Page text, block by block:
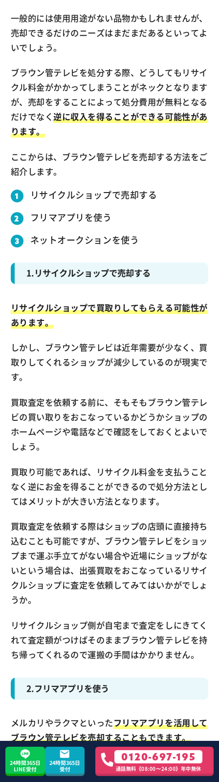
一般的には使用用途がない品物かもしれませんが、
売却できるだけのニーズはまだまだあるといってよ
いでしょう。
ブラウン管テレビを処分する際、どうしてもリサイ
クル料金がかかってしまうことがネックとなります
が、売却をすることによって処分費用が無料となる
だけでなく逆に収入を得ることができる可能性があ
ります。
ここからは、ブラウン管テレビを売却する方法をご
紹介します。
リサイクルショップで売却する
フリマアプリを使う
ネットオークションを使う
1.リサイクルショップで売却する
リサイクルショップで買取りしてもらえる可能性が
あります。
しかし、ブラウン管テレビは近年需要が少なく、買
取りしてくれるショップが減少しているのが現実で
す。
買取査定を依頼する前に、そもそもブラウン管テレ
ビの買い取りをおこなっているかどうかショップの
ホームページや電話などで確認をしておくとよいで
しょう。
買取り可能であれば、リサイクル料金を支払うこと
なく逆にお金を得ることができるので処分方法とし
てはメリットが大きい方法となります。
買取査定を依頼する際はショップの店頭に直接持ち
込むことも可能ですが、ブラウン管テレビをショッ
プまで運ぶ手立てがない場合や近場にショップがな
いという場合は、出張買取をおこなっているリサイ
クルショップに査定を依頼してみてはいかがでしょ
うか。
リサイクルショップ側が自宅まで査定をしにきてく
れて査定額がつけばそのままブラウン管テレビを持
ち帰ってくれるので運搬の手間はかかりません。
2.フリマアプリを使う
メルカリやラクマといったフリマアプリを活用して
ブラウン管テレビを売却することもできます。
フリマアプリは会員登録さえしてしまえばスマホ1
台で全国の会員相手にブラウン管テレビの売却を交
24時間365日
LINE受付
24時間365日
受付
0120-697-195
通話無料《08:00〜24:00》年中無休